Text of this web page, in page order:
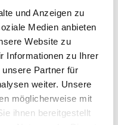
und Anzeigen zu
Medien anbieten
Website zu
Informationen zu Ihrer
Partner für
weiter. Unsere
möglicherweise mit
ihnen bereitgestellt
Social
Media
05. Januar
2024